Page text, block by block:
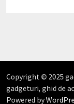
Copyright © 2025
gadgeturi, ghid de
Powered by